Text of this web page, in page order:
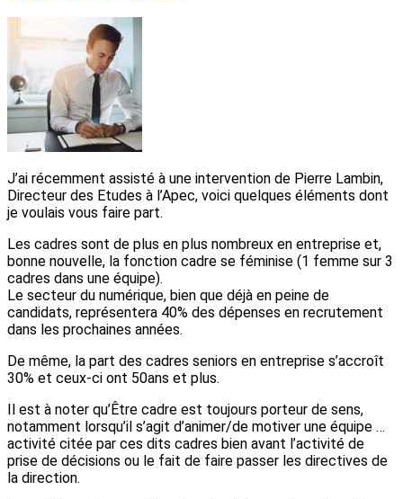
J’ai récemment assisté à une intervention de Pierre Lambin,
Directeur des Etudes à l’Apec, voici quelques éléments dont
je voulais vous faire part.
Les cadres sont de plus en plus nombreux en entreprise et,
bonne nouvelle, la fonction cadre se féminise (1 femme sur 3
cadres dans une équipe).
Le secteur du numérique, bien que déjà en peine de
candidats, représentera 40% des dépenses en recrutement
dans les prochaines années.
De même, la part des cadres seniors en entreprise s’accroît
30% et ceux-ci ont 50ans et plus.
Il est à noter qu’Être cadre est toujours porteur de sens,
notamment lorsqu’il s’agit d’animer/de motiver une équipe …
activité citée par ces dits cadres bien avant l’activité de
prise de décisions ou le fait de faire passer les directives de
la direction.